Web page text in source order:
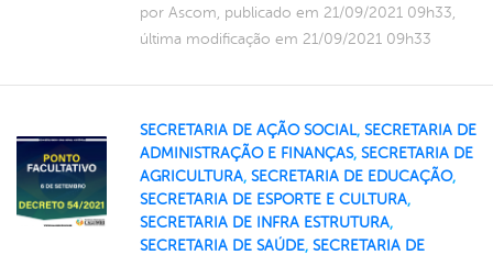
por Ascom, publicado em 21/09/2021 09h33,
última modificação em 21/09/2021 09h33
SECRETARIA DE AÇÃO SOCIAL, SECRETARIA DE
ADMINISTRAÇÃO E FINANÇAS, SECRETARIA DE
AGRICULTURA, SECRETARIA DE EDUCAÇÃO,
SECRETARIA DE ESPORTE E CULTURA,
SECRETARIA DE INFRA ESTRUTURA,
SECRETARIA DE SAÚDE, SECRETARIA DE